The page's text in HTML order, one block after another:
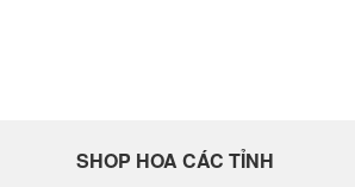
SHOP HOA CÁC TỈNH